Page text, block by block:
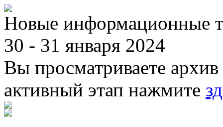
Новые информационные
30 - 31 января 2024
Вы просматриваете
активный этап нажмите